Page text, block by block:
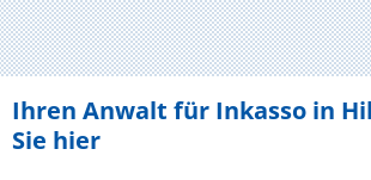
Ihren Anwalt für Inkasso in
Sie hier